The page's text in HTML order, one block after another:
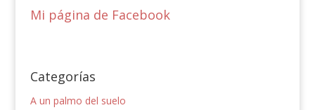
Mi página de Facebook
Categorías
A un palmo del suelo